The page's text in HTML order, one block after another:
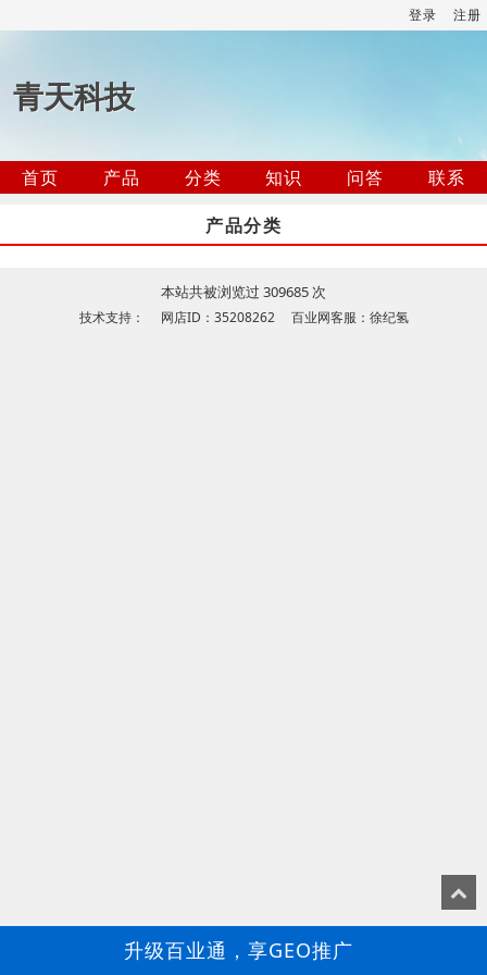
登录 注册
青天科技
首页 产品 分类 知识 问答
联系
产品分类
本站共被浏览过 309685 次
技术支持： 网店ID：35208262 百业网客服：徐纪氢
升级百业通，享GEO推广